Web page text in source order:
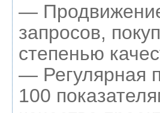
—
запросов,
степенью
— Регулярная
100